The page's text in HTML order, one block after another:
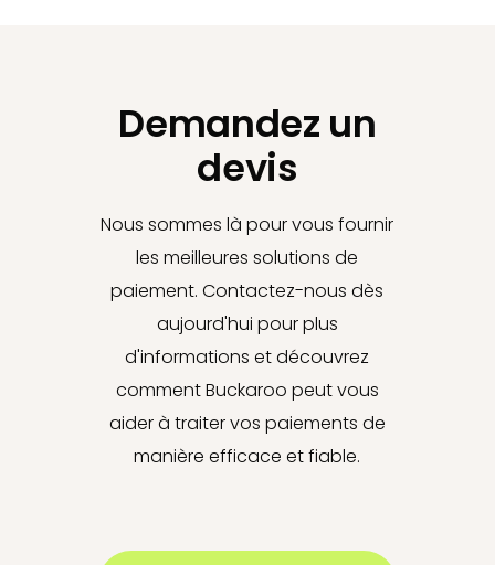
Demandez un
devis
Nous sommes là pour vous fournir
les meilleures solutions de
paiement. Contactez-nous dès
aujourd'hui pour plus
d'informations et découvrez
comment Buckaroo peut vous
aider à traiter vos paiements de
manière efficace et fiable.